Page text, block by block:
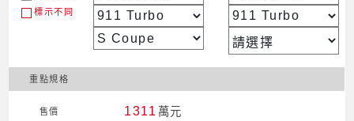
標示不同
重點規格
售價 1311 萬元